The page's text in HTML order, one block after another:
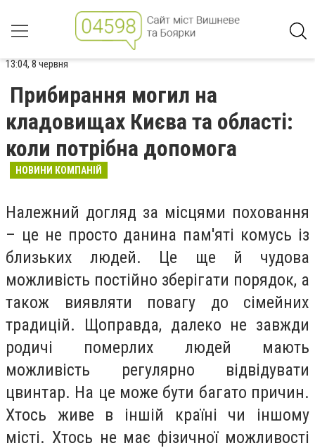
13:04, 8 червня
Прибирання могил на
кладовищах Києва та області:
коли потрібна допомога
НОВИНИ КОМПАНІЙ
Належний догляд за місцями поховання
– це не просто данина пам'яті комусь із
близьких людей. Це ще й чудова
можливість постійно зберігати порядок, а
також виявляти повагу до сімейних
традицій. Щоправда, далеко не завжди
родичі померлих людей мають
можливість регулярно відвідувати
цвинтар. На це може бути багато причин.
Хтось живе в іншій країні чи іншому
місті. Хтось не має фізичної можливості